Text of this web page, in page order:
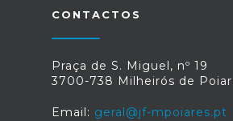
CONTACTOS
Praça de S. Miguel, nº 19
3700-738 Milheirós de
Email: geral@jf-mpoiares.pt